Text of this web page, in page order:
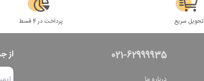
تحویل سریع پرداخت در 4 قسط
021-62999935 از